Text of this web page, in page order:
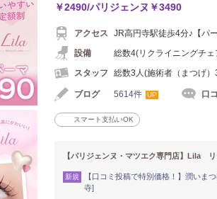
￥2490/パリジェンヌ￥3490
アクセス
JR高円寺駅徒歩4分♪【パ
設備
総数4(リクライニングチェ
スタッフ
総数3人(施術者（まつげ）
ブログ 5614件 UP 口
スマート支払いOK
【パリジェンヌ・マツエク専門店】Lila
新規
【口コミ投稿で特別価格！】潤いま
寺]